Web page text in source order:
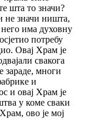
шта то значи?
не значи ништа,
има духовну
потребу
Овај Храм је
свакога
зараде, многи
и
и овај Храм је
у коме сваки
ово је мој